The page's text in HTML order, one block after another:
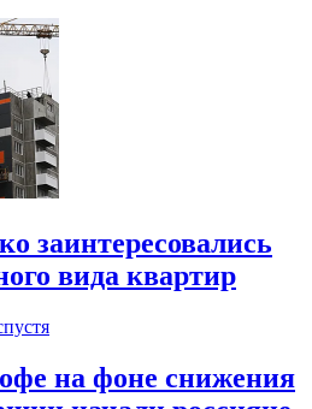
заинтересовались
вида квартир
на фоне снижения